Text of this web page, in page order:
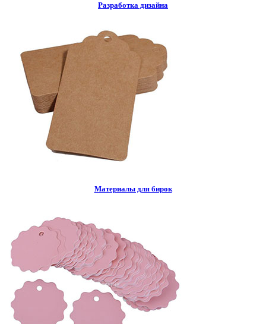
Разработка дизайна
Материалы для бирок